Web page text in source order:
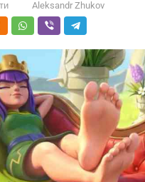
Aleksandr Zhukov